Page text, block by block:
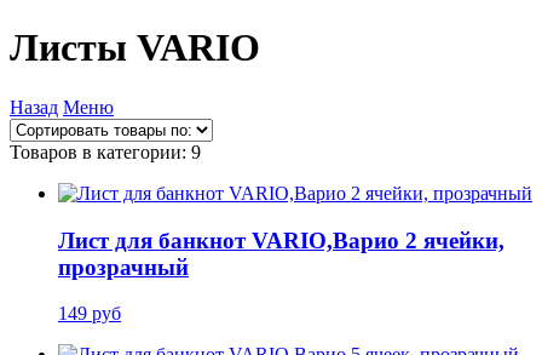
Листы VARIO
Назад Меню
Товаров в категории: 9
Лист для банкнот VARIO,Варио 2 ячейки,
прозрачный
149 руб